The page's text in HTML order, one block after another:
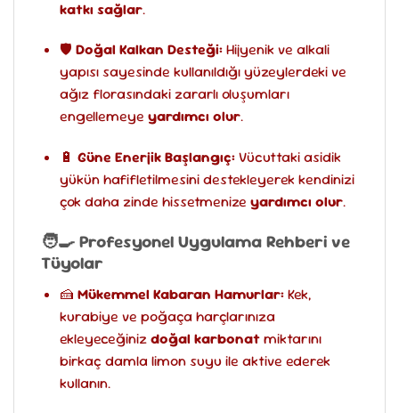
katkı sağlar.
🛡️ Doğal Kalkan Desteği:Hijyenik ve alkali
yapısı sayesinde kullanıldığı yüzeylerdeki ve
ağız florasındaki zararlı oluşumları
engellemeye yardımcı olur.
🔋 Güne Enerjik Başlangıç:Vücuttaki asidik
yükün hafifletilmesini destekleyerek kendinizi
çok daha zinde hissetmenize yardımcı olur.
🧑‍🍳 Profesyonel Uygulama Rehberi ve
Tüyolar
🍰 Mükemmel Kabaran Hamurlar:Kek,
kurabiye ve poğaça harçlarınıza
ekleyeceğinizdoğal karbonatmiktarını
birkaç damla limon suyu ile aktive ederek
kullanın.